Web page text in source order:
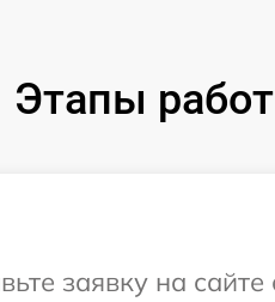
Этапы
заявку на